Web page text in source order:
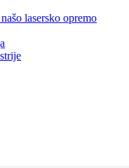
lasersko opremo